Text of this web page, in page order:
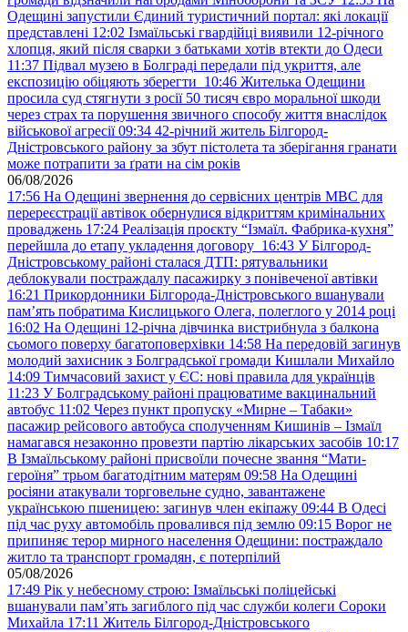
Одещині запустили Єдиний туристичний портал: які локації
представлені 12:02 Ізмаїльські гвардійці виявили 12-річного
хлопця, який після сварки з батьками хотів втекти до Одеси
11:37 Підвал музею в Болграді передали під укриття, але
експозицію обіцяють зберегти 10:46 Жителька Одещини
просила суд стягнути з росії 50 тисяч євро моральної шкоди
через страх та порушення звичного способу життя внаслідок
військової агресії 09:34 42-річний житель Білгород-
Дністровського району за збут пістолета та зберігання гранати
може потрапити за ґрати на сім років
06/08/2026
17:56 На Одещині звернення до сервісних центрів МВС для
перереєстрації автівок обернулися відкриттям кримінальних
проваджень 17:24 Реалізація проєкту “Ізмаїл. Фабрика-кухня”
перейшла до етапу укладення договору 16:43 У Білгород-
Дністровському районі сталася ДТП: рятувальники
деблокували постраждалу пасажирку з понівеченої автівки
16:21 Прикордонники Білгорода-Дністровського вшанували
пам’ять побратима Кислицького Олега, полеглого у 2014 році
16:02 На Одещині 12-річна дівчинка вистрибнула з балкона
сьомого поверху багатоповерхівки 14:58 На передовій загинув
молодий захисник з Болградської громади Кишлали Михайло
14:09 Тимчасовий захист у ЄС: нові правила для українців
11:23 У Болградському районі працюватиме вакцинальний
автобус 11:02 Через пункт пропуску «Мирне – Табаки»
пасажир рейсового автобуса сполученням Кишинів – Ізмаїл
намагався незаконно провезти партію лікарських засобів 10:17
В Ізмаїльському районі присвоїли почесне звання “Мати-
героїня” трьом багатодітним матерям 09:58 На Одещині
росіяни атакували торговельне судно, завантажене
українською пшеницею: загинув член екіпажу 09:44 В Одесі
під час руху автомобіль провалився під землю 09:15 Ворог не
припиняє терор мирного населення Одещини: постраждало
житло та транспорт громадян, є потерпілий
05/08/2026
17:49 Рік у небесному строю: Ізмаїльські поліцейські
вшанували пам’ять загиблого під час служби колеги Сороки
Михайла 17:11 Житель Білгород-Дністровського